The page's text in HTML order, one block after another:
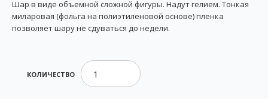
Шар в виде объемной сложной фигуры. Надут гелием. Тонкая
миларовая (фольга на полиэтиленовой основе) пленка
позволяет шару не сдуваться до недели.
КОЛИЧЕСТВО